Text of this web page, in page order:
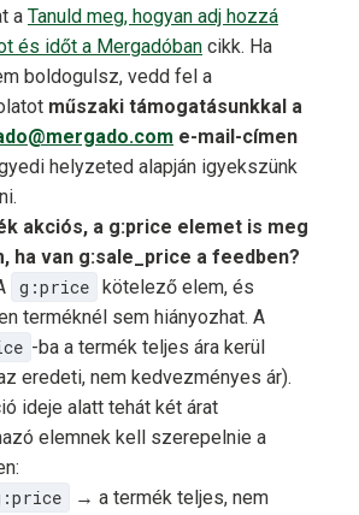
a Tanuld meg, hogyan adj hozzá
és időt a Mergadóban cikk. Ha
boldogulsz, vedd fel a
műszaki támogatásunkkal a
e-mail-címen
helyzeted alapján igyekszünk
akciós, a g:price elemet is meg
ha van g:sale_price a feedben?
g:price
kötelező elem, és
terméknél sem hiányozhat. A
-ba a termék teljes ára kerül
eredeti, nem kedvezményes ár).
ideje alatt tehát két árat
elemnek kell szerepelnie a
→ a termék teljes, nem